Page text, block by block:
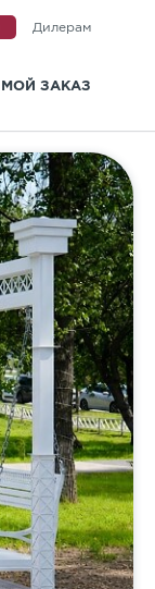
Дилерам
МОЙ ЗАКАЗ